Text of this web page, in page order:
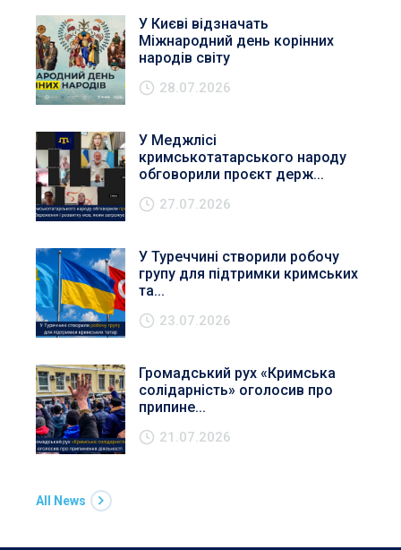
У Києві відзначать
Міжнародний день корінних
народів світу
28.07.2026
У Меджлісі
кримськотатарського народу
обговорили проєкт держ...
27.07.2026
У Туреччині створили робочу
групу для підтримки кримських
та...
23.07.2026
Громадський рух «Кримська
солідарність» оголосив про
припине...
21.07.2026
All News